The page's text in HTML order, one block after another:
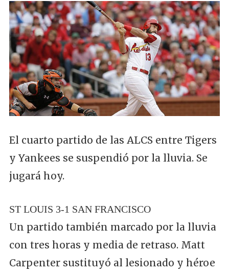
El cuarto partido de las ALCS entre Tigers
y Yankees se suspendió por la lluvia. Se
jugará hoy.
ST LOUIS 3-1 SAN FRANCISCO
Un partido también marcado por la lluvia
con tres horas y media de retraso. Matt
Carpenter sustituyó al lesionado y héroe